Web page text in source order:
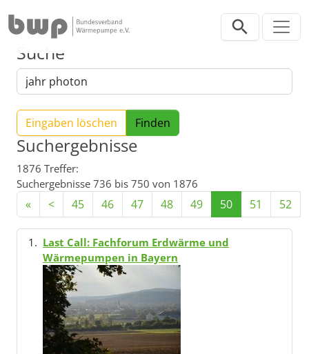
Suche
Eingaben löschen
Suchergebnisse
1876 Treffer:
Suchergebnisse 736 bis 750 von 1876
« < 45 46 47 48 49 50 51 52
Last Call: Fachforum Erdwärme und
Wärmepumpen in Bayern